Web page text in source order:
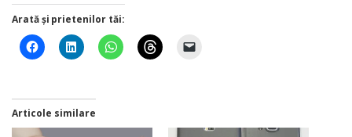
Arată și prietenilor tăi:
Articole similare